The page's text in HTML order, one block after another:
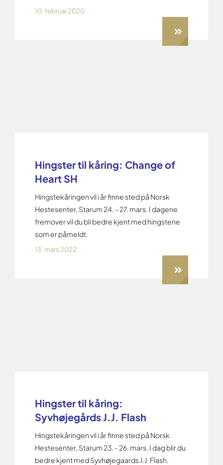
10. februar 2020
Hingster til kåring: Change of
Heart SH
Hingstekåringen vil i år finne sted på Norsk
Hestesenter, Starum 24. - 27. mars. I dagene
fremover vil du bli bedre kjent med hingstene
som er påmeldt.
13. mars 2022
Hingster til kåring:
Syvhøjegårds J.J. Flash
Hingstekåringen vil i år finne sted på Norsk
Hestesenter, Starum 23. - 26. mars. I dag blir du
bedre kjent med Syvhøjegaards J.J. Flash.